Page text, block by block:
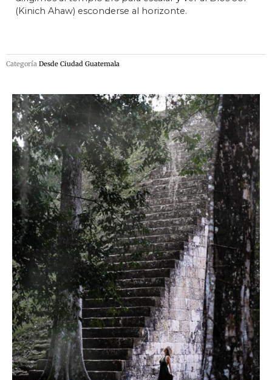
(Kinich Ahaw) esconderse al horizonte.
Categoría Desde Ciudad Guatemala